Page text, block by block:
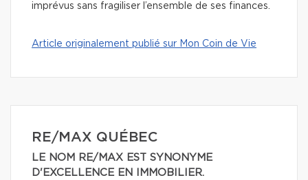
imprévus sans fragiliser l’ensemble de ses finances.
Article originalement publié sur Mon Coin de Vie
RE/MAX QUÉBEC
LE NOM RE/MAX EST SYNONYME
D'EXCELLENCE EN IMMOBILIER.